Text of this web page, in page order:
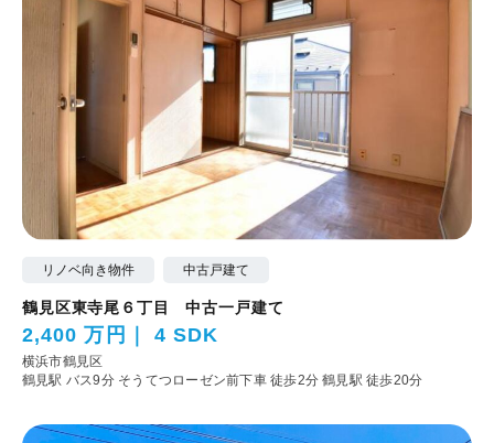
リノベ向き物件 中古戸建て
鶴見区東寺尾６丁目 中古一戸建て
2,400 万円 4 SDK
横浜市鶴見区
鶴見駅 バス9分 そうてつローゼン前下車 徒歩2分鶴見駅 徒歩20分